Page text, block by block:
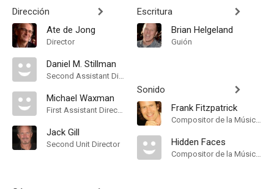
Dirección
Ate de Jong
Director
Daniel M. Stillman
Second Assistant Director
Michael Waxman
First Assistant Director
Jack Gill
Second Unit Director
Escritura
Brian Helgeland
Guión
Sonido
Frank Fitzpatrick
Compositor de la Música Original
Hidden Faces
Compositor de la Música Original